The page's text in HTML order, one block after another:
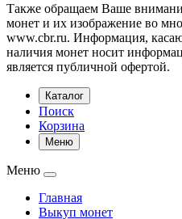
Также обращаем Ваше
монет и их изображение во
www.cbr.ru. Информация,
наличия монет носит
является публичной офертой.
Каталог
Поиск
Корзина
Меню
Меню
Главная
Выкуп монет